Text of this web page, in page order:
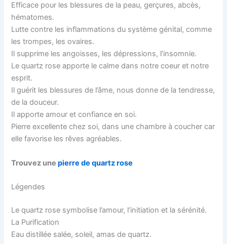
Efficace pour les blessures de la peau, gerçures, abcès,
hématomes.
Lutte contre les inflammations du système génital, comme
les trompes, les ovaires.
Il supprime les angoisses, les dépressions, l’insomnie.
Le quartz rose apporte le calme dans notre coeur et notre
esprit.
Il guérit les blessures de l’âme, nous donne de la tendresse,
de la douceur.
Il apporte amour et confiance en soi.
Pierre excellente chez soi, dans une chambre à coucher car
elle favorise les rêves agréables.
Trouvez unepierre de quartz rose
Légendes
Le quartz rose symbolise l’amour, l’initiation et la sérénité.
La Purification
Eau distillée salée, soleil, amas de quartz.